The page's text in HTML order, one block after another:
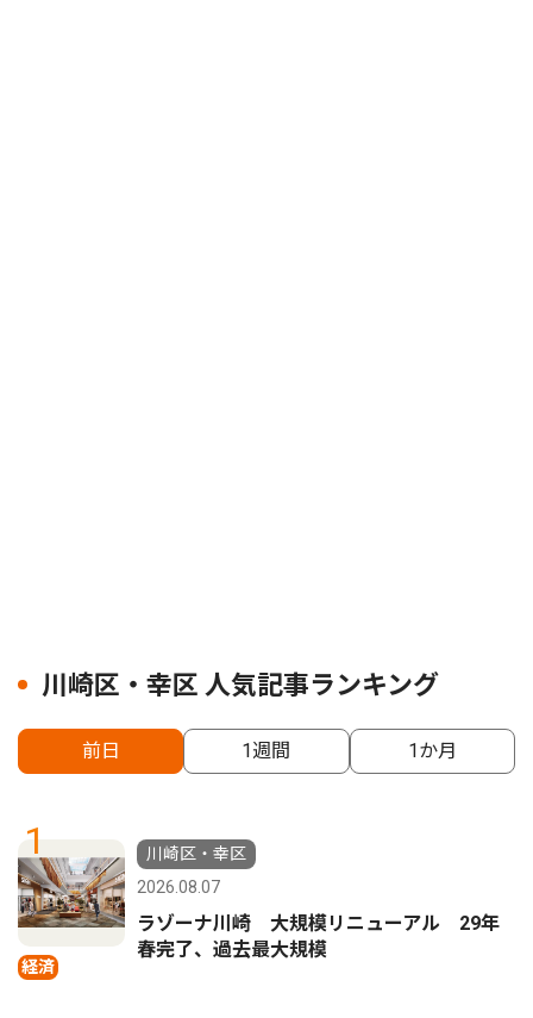
川崎区・幸区 人気記事ランキング
前日 1週間 1か月
1
経済
川崎区・幸区
2026.08.07
ラゾーナ川崎 大規模リニューアル 29年
春完了、過去最大規模